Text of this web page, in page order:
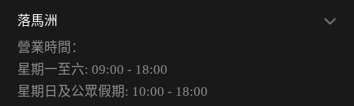
落馬洲
營業時間：
星期一至六: 09:00 - 18:00
星期日及公眾假期: 10:00 - 18:00